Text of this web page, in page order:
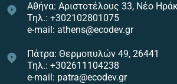
Αθήνα: Αριστοτέλους 33, Νέο
Τηλ.: +302102801075
e-mail: athens@ecodev.gr
Πάτρα: Θερμοπυλών 49, 26441
Τηλ.: +302611104238
e-mail: patra@ecodev.gr